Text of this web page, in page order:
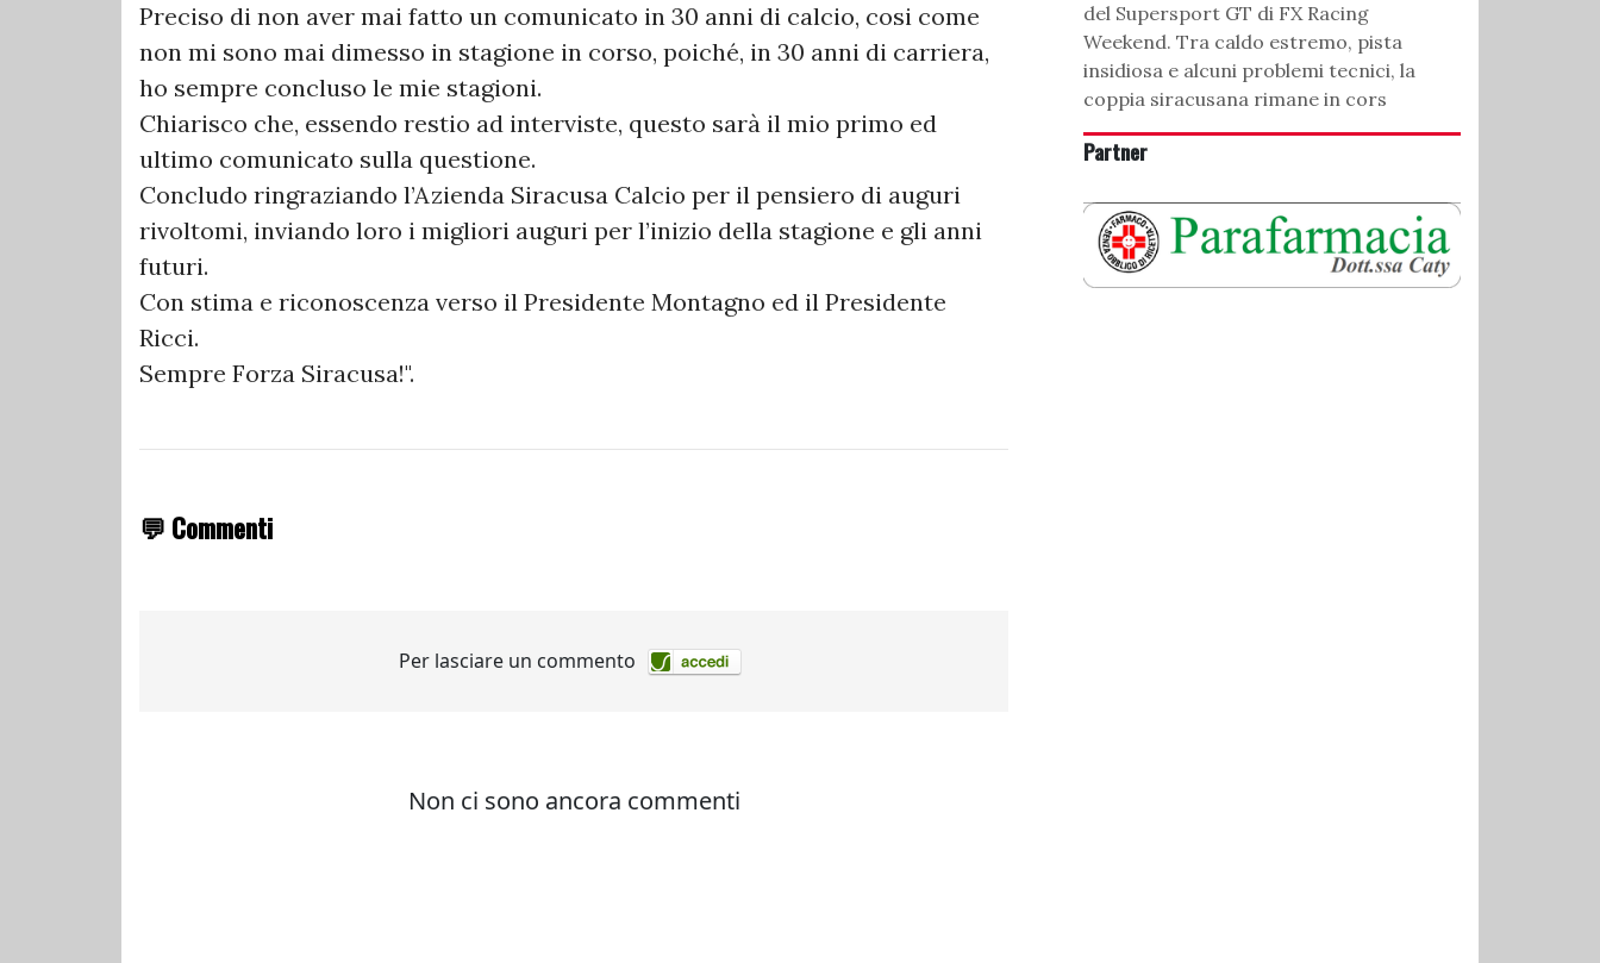
Preciso di non aver mai fatto un comunicato in 30 anni di calcio, cosi come
non mi sono mai dimesso in stagione in corso, poiché, in 30 anni di carriera,
ho sempre concluso le mie stagioni.
Chiarisco che, essendo restio ad interviste, questo sarà il mio primo ed
ultimo comunicato sulla questione.
Concludo ringraziando l’Azienda Siracusa Calcio per il pensiero di auguri
rivoltomi, inviando loro i migliori auguri per l’inizio della stagione e gli anni
futuri.
Con stima e riconoscenza verso il Presidente Montagno ed il Presidente
Ricci.
Sempre Forza Siracusa!".
💬 Commenti
del Supersport GT di FX Racing
Weekend. Tra caldo estremo, pista
insidiosa e alcuni problemi tecnici, la
coppia siracusana rimane in cors
Partner